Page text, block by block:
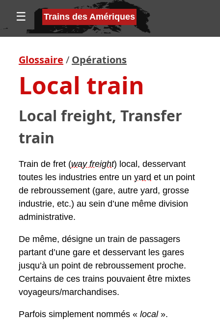
☰ Trains des Amériques
Glossaire / Opérations
Local train
Local freight, Transfer
train
Train de fret (way freight) local, desservant
toutes les industries entre un yard et un point
de rebroussement (gare, autre yard, grosse
industrie, etc.) au sein d’une même division
administrative.
De même, désigne un train de passagers
partant d’une gare et desservant les gares
jusqu’à un point de rebroussement proche.
Certains de ces trains pouvaient être mixtes
voyageurs/marchandises.
Parfois simplement nommés « local».